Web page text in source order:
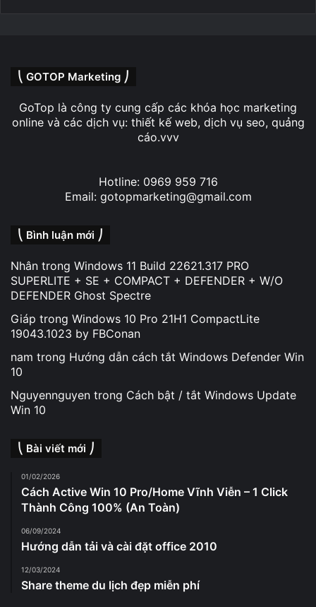
⎝ GOTOP Marketing ⎠
GoTop là công ty cung cấp các khóa học marketing
online và các dịch vụ: thiết kế web, dịch vụ seo, quảng
cáo.vvv
Hotline: 0969 959 716
Email: gotopmarketing@gmail.com
⎝ Bình luận mới ⎠
Nhân trong Windows 11 Build 22621.317 PRO
SUPERLITE + SE + COMPACT + DEFENDER + W/O
DEFENDER Ghost Spectre
Giáp trong Windows 10 Pro 21H1 CompactLite
19043.1023 by FBConan
nam trong Hướng dẫn cách tắt Windows Defender Win
10
Nguyennguyen trong Cách bật / tắt Windows Update
Win 10
⎝ Bài viết mới ⎠
01/02/2026
Cách Active Win 10 Pro/Home Vĩnh Viễn – 1 Click
Thành Công 100% (An Toàn)
06/09/2024
Hướng dẫn tải và cài đặt office 2010
12/03/2024
Share theme du lịch đẹp miễn phí